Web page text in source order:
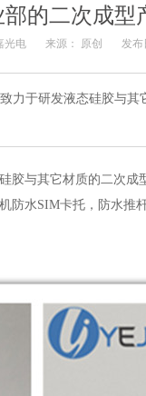
的二次成型
光电 来源： 原创 发布
力于研发液态硅胶与
与其它材质的二次成
防水SIM卡托，防水推